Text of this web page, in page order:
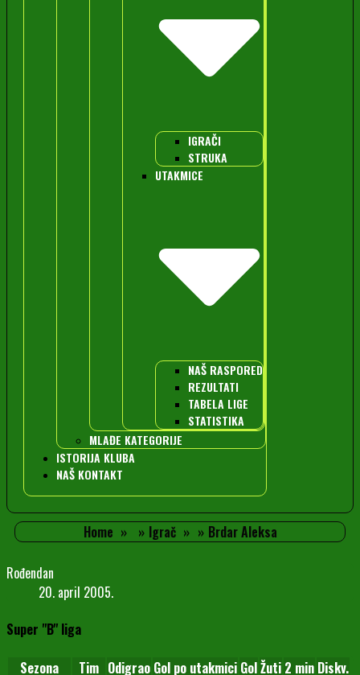
IGRAČI
STRUKA
UTAKMICE
NAŠ RASPORED
REZULTATI
TABELA LIGE
STATISTIKA
MLAĐE KATEGORIJE
ISTORIJA KLUBA
NAŠ KONTAKT
Home Igrač Brdar Aleksa
Rođendan
20. april 2005.
Super "B" liga
Sezona Tim Odigrao Gol po utakmici GolŽuti 2 min Diskv.